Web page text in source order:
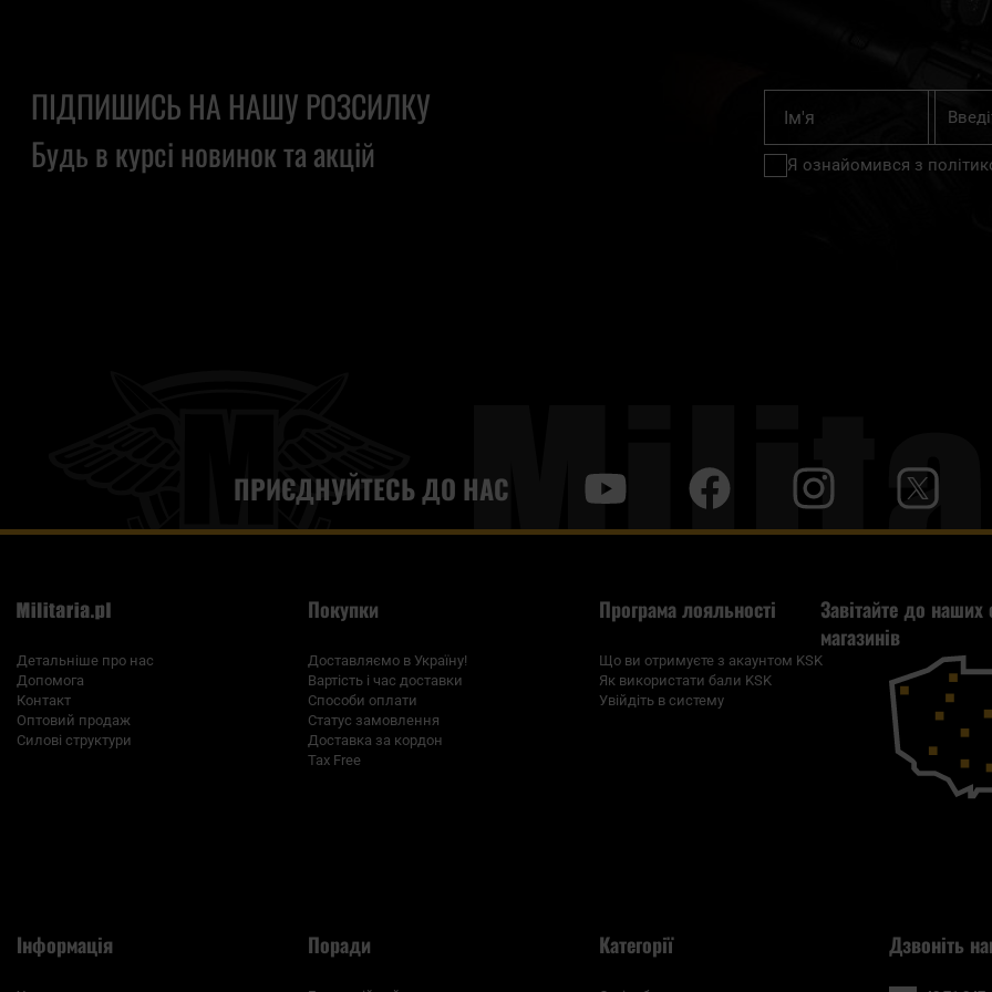
ПІДПИШИСЬ НА НАШУ РОЗСИЛКУ
Будь в курсі новинок та акцій
нашу
розсилку
Я ознайомився з
ПРИЄДНУЙТЕСЬ ДО НАС
Детальніше про нас
Допомога
Контакт
Оптовий продаж
Силові структури
Покупки
Доставляємо в Україну!
Вартість і час доставки
Способи оплати
Статус замовлення
Доставка за кордон
Tax Free
Програма лояльності
Що ви отримуєте з акаунтом KSK
Як використати бали KSK
Увійдіть в систему
Завітайте до наших
магазинів
Інформація Поради Категорії Дзвоніть